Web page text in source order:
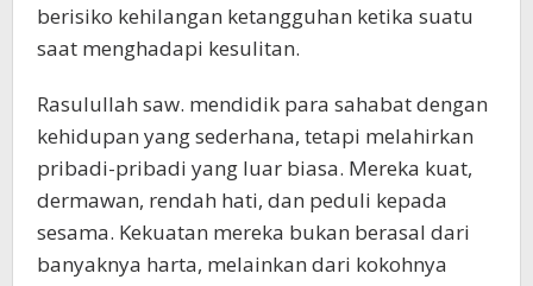
berisiko kehilangan ketangguhan ketika suatu
saat menghadapi kesulitan.
Rasulullah saw. mendidik para sahabat dengan
kehidupan yang sederhana, tetapi melahirkan
pribadi-pribadi yang luar biasa. Mereka kuat,
dermawan, rendah hati, dan peduli kepada
sesama. Kekuatan mereka bukan berasal dari
banyaknya harta, melainkan dari kokohnya